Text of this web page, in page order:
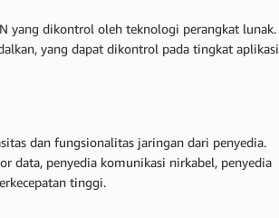
yang dikontrol oleh teknologi perangkat lunak.
yang dapat dikontrol pada tingkat aplikasi
dan fungsionalitas jaringan dari penyedia.
data, penyedia komunikasi nirkabel, penyedia
tinggi.